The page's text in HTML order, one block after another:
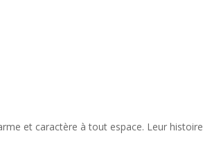
et caractère à tout espace. Leur histoire